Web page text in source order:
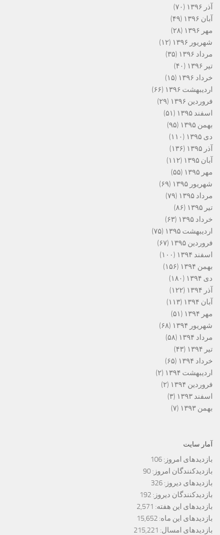
آذر ۱۳۹۶
(۷۰)
آبان ۱۳۹۶
(۴۹)
مهر ۱۳۹۶
(۲۸)
شهریور ۱۳۹۶
(۱۲)
مرداد ۱۳۹۶
(۳۵)
تیر ۱۳۹۶
(۴۰)
خرداد ۱۳۹۶
(۱۵)
اردیبهشت ۱۳۹۶
(۶۶)
فروردین ۱۳۹۶
(۲۹)
اسفند ۱۳۹۵
(۵۱)
بهمن ۱۳۹۵
(۹۵)
دی ۱۳۹۵
(۱۱۰)
آذر ۱۳۹۵
(۱۳۶)
آبان ۱۳۹۵
(۱۱۲)
مهر ۱۳۹۵
(۵۵)
شهریور ۱۳۹۵
(۶۹)
مرداد ۱۳۹۵
(۷۹)
تیر ۱۳۹۵
(۸۶)
خرداد ۱۳۹۵
(۶۳)
اردیبهشت ۱۳۹۵
(۷۵)
فروردین ۱۳۹۵
(۶۷)
اسفند ۱۳۹۴
(۱۰۰)
بهمن ۱۳۹۴
(۱۵۶)
دی ۱۳۹۴
(۱۸۰)
آذر ۱۳۹۴
(۱۲۲)
آبان ۱۳۹۴
(۱۱۳)
مهر ۱۳۹۴
(۵۱)
شهریور ۱۳۹۴
(۶۸)
مرداد ۱۳۹۴
(۵۸)
تیر ۱۳۹۴
(۴۳)
خرداد ۱۳۹۴
(۶۵)
اردیبهشت ۱۳۹۴
(۲)
فروردین ۱۳۹۴
(۲)
اسفند ۱۳۹۳
(۳)
بهمن ۱۳۹۳
(۷)
آمار سایت
بازدیدهای امروز: 106
بازدیدکنندگان امروز: 90
بازدیدهای دیروز: 326
بازدیدکنندگان دیروز: 192
بازدیدهای این هفته: 2,571
بازدیدهای این ماه: 15,652
بازدیدهای امسال: 215,221